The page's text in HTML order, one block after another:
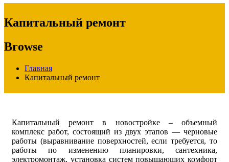
Капитальный ремонт
Browse
Главная
Капитальный ремонт
Капитальный ремонт в новостройке – объемный
комплекс работ, состоящий из двух этапов — черновые
работы (выравнивание поверхностей, если требуется, то
работы по изменению планировки, сантехника,
электромонтаж, установка систем повышающих комфорт